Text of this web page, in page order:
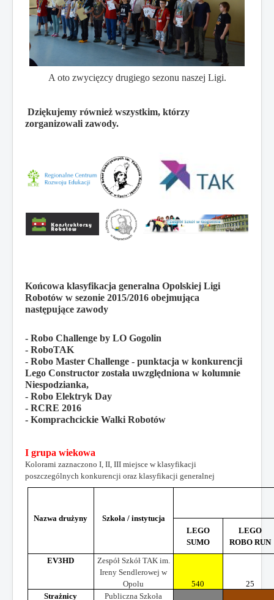
A oto zwycięzcy drugiego sezonu naszej Ligi.
Dziękujemy również wszystkim, którzy
zorganizowali zawody.
Końcowa klasyfikacja generalna Opolskiej Ligi
Robotów w sezonie 2015/2016 obejmująca
następujące zawody
- Robo Challenge by LO Gogolin
- RoboTAK
- Robo Master Challenge - punktacja w konkurencji
Lego Constructor została uwzględniona w kolumnie
Niespodzianka,
- Robo Elektryk Day
- RCRE 2016
- Komprachcickie Walki Robotów
I grupa wiekowa
Kolorami zaznaczono I, II, III miejsce w klasyfikacji
poszczególnych konkurencji oraz klasyfikacji generalnej
Nazwa drużyny
Szkoła / instytucja
LEGO
SUMO
LEGO
ROBO RUN
EV3HD
Zespół Szkół TAK im.
Ireny Sendlerowej w
Opolu
540
25
Strażnicy
Publiczna Szkoła